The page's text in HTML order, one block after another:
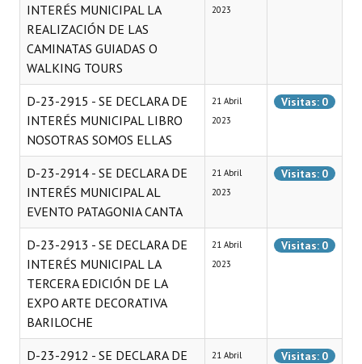
INTERÉS MUNICIPAL LA
REALIZACIÓN DE LAS
CAMINATAS GUIADAS O
WALKING TOURS
2023
D-23-2915 - SE DECLARA DE
INTERÉS MUNICIPAL LIBRO
NOSOTRAS SOMOS ELLAS
21 Abril
2023
Visitas: 0
D-23-2914 - SE DECLARA DE
INTERÉS MUNICIPAL AL
EVENTO PATAGONIA CANTA
21 Abril
2023
Visitas: 0
D-23-2913 - SE DECLARA DE
INTERÉS MUNICIPAL LA
TERCERA EDICIÓN DE LA
EXPO ARTE DECORATIVA
BARILOCHE
21 Abril
2023
Visitas: 0
D-23-2912 - SE DECLARA DE
21 Abril
Visitas: 0